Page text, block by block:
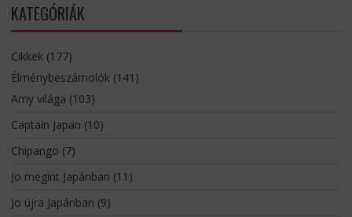
KATEGÓRIÁK
Cikkek(177)
Élménybeszámolók(141)
Amy világa (103)
Captain Japan (10)
Chipango (7)
Jo megint Japánban (11)
Jo újra Japánban (9)